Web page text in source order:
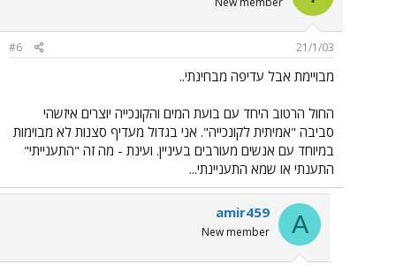
21/1/03
#6
מבויימת אבל עדיפה מבחינתי..
החול הרטוב היחד עם בועת המים והקונכייה יוצרים איזשהי
סביבה "אמיתית לקונכייה". אני בגדול מעדיף סצנות לא מבוימות
במיוחד עם אנשים מעורבים בעיניין. ועינת - מה זה "התענייתי"
התענתי או שמא התעניינתי...
A
amir459
New member